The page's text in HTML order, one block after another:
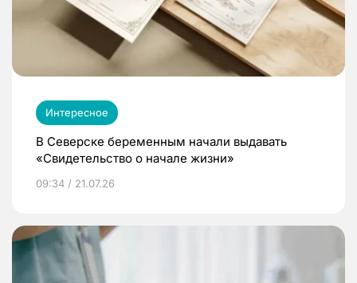
Интересное
В Северске беременным начали выдавать
«Свидетельство о начале жизни»
09:34 / 21.07.26